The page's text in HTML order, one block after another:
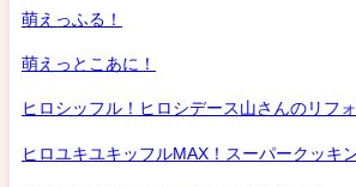
萌えっふる！
萌えっとこあに！
ヒロシッフル！ヒロシデース山さんのリフ
ヒロユキユキッフルMAX！スーパークッキ